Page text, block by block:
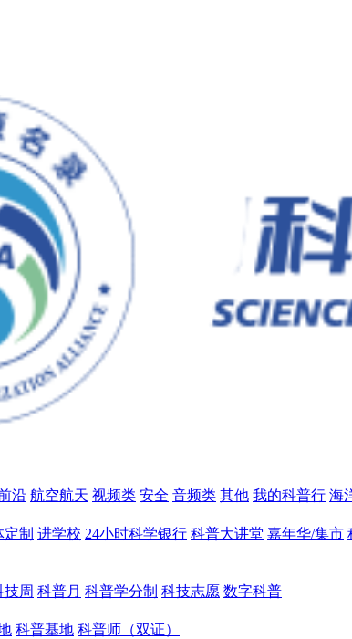
沿 航空航天 视频类 安全 音频类 其他 我的科普行 海
定制 进学校 24小时科学银行 科普大讲堂 嘉年华/集市
技周 科普月 科普学分制 科技志愿 数字科普
科普基地 科普师（双证）